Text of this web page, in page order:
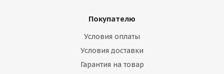
Покупателю
Условия оплаты
Условия доставки
Гарантия на товар